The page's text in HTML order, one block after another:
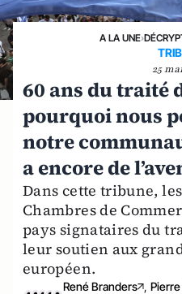
A LA UNE›
25
60 ans du traité
pourquoi nous
notre
a encore de
Dans cette tribune,
Chambres de
pays signataires du
leur soutien aux
européen.
René Branders ,